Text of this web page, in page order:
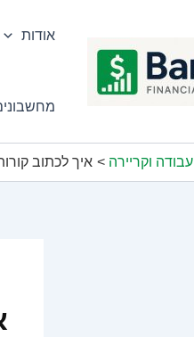
אודות
עבודה וקריירה איך לכתוב